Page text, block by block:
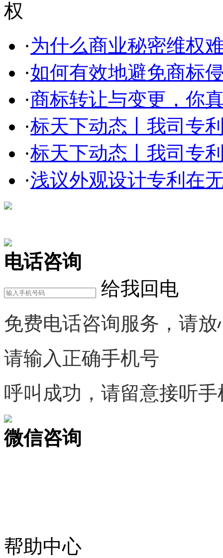
·为什么商业秘密维权
·如何有效地避免商标
·商标转让与变更，你
·标天下动态丨我司专
·标天下动态丨我司专
·浅议外观设计专利在
电话咨询
给我回电
免费电话咨询服务，请放
请输入正确手机号
呼叫成功，请留意接听手
微信咨询
帮助中心